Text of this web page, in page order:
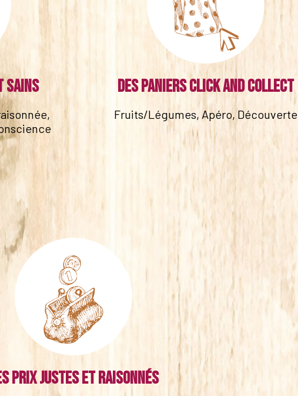
sains Des paniers click and collect
Fruits/Légumes, Apéro, Découverte
prix justes et raisonnés